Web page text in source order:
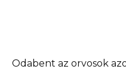
Odabent az orvosok